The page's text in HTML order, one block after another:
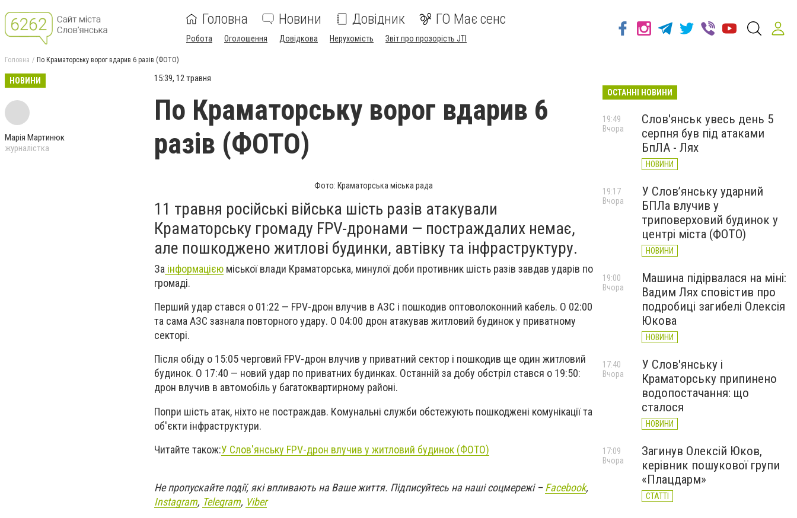
Головна Новини Довідник ГО Має сенс
Робота Оголошення Довідкова Нерухомість Звіт про прозорість JTI
Головна По Краматорську ворог вдарив 6 разів (ФОТО)
НОВИНИ
Марія Мартинюк
журналістка
15:39, 12 травня
По Краматорську ворог вдарив 6
разів (ФОТО)
Фото: Краматорська міська рада
11 травня російські війська шість разів атакували
Краматорську громаду FPV-дронами — постраждалих немає,
але пошкоджено житлові будинки, автівку та інфраструктуру.
За інформацією міської влади Краматорська, минулої доби противник шість разів завдав ударів по
громаді.
Перший удар стався о 01:22 — FPV-дрон влучив в АЗС і пошкодив оптоволоконний кабель. О 02:00
та сама АЗС зазнала повторного удару. О 04:00 дрон атакував житловий будинок у приватному
секторі.
Після обіду о 15:05 черговий FPV-дрон влучив у приватний сектор і пошкодив ще один житловий
будинок. О 17:40 — новий удар по приватних будинках. Останній за добу обстріл стався о 19:50:
дрон влучив в автомобіль у багатоквартирному районі.
Попри шість атак, ніхто не постраждав. Комунальні служби обстежують пошкоджені комунікації та
об'єкти інфраструктури.
Читайте також:У Слов'янську FPV-дрон влучив у житловий будинок (ФОТО)
Не пропускайте події, які впливають на Ваше життя. Підписуйтесь на наші соцмережі –Facebook,
Instagram, Telegram, Viber
ОСТАННІ НОВИНИ
Слов'янськ увесь день 5
серпня був під атаками
БпЛА - Лях
НОВИНИ
19:49
Вчора
У Слов’янську ударний
БПЛа влучив у
триповерховий будинок у
центрі міста (ФОТО)
НОВИНИ
19:17
Вчора
Машина підірвалася на міні:
Вадим Лях сповістив про
подробиці загибелі Олексія
Юкова
НОВИНИ
19:00
Вчора
У Слов'янську і
Краматорську припинено
водопостачання: що
сталося
НОВИНИ
17:40
Вчора
Загинув Олексій Юков,
керівник пошукової групи
«Плацдарм»
СТАТТІ
17:09
Вчора